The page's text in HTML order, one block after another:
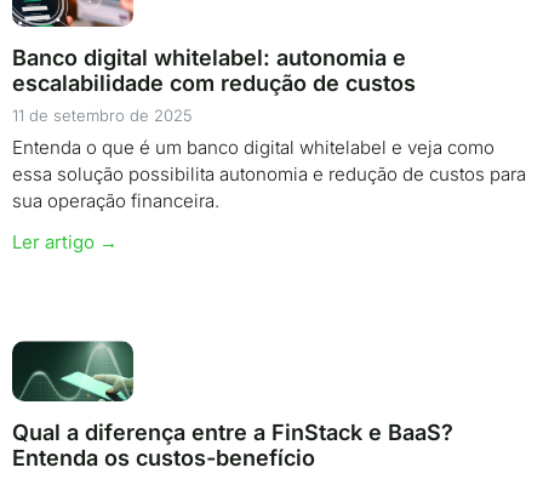
Banco digital whitelabel: autonomia e
escalabilidade com redução de custos
11 de setembro de 2025
Entenda o que é um banco digital whitelabel e veja como
essa solução possibilita autonomia e redução de custos para
sua operação financeira.
Ler artigo →
Qual a diferença entre a FinStack e BaaS?
Entenda os custos-benefício